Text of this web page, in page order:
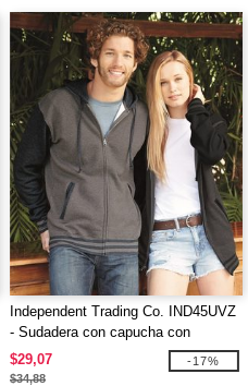
Independent Trading Co. IND45UVZ
- Sudadera con capucha con
cremallera Varsity de peso pesado
unisex
$29,07
$34,88
-17%